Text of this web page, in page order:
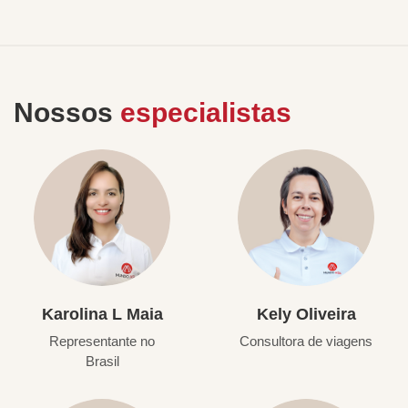
Nossos especialistas
Karolina L Maia
Representante no
Brasil
Kely Oliveira
Consultora de viagens